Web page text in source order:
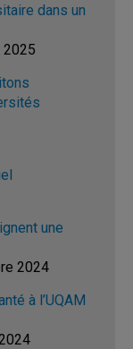
dans un
une
2024
à l’UQAM